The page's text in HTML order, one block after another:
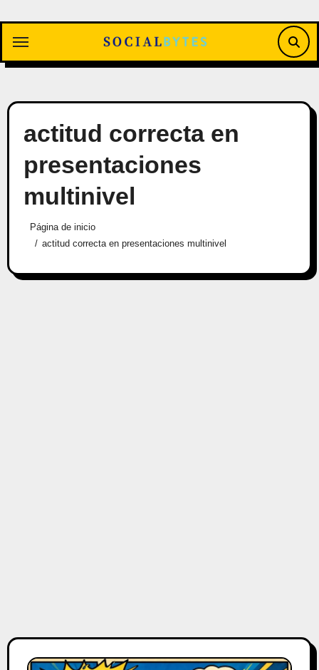
contenido
actitud correcta en
presentaciones
multinivel
Página de inicio
actitud correcta en presentaciones multinivel